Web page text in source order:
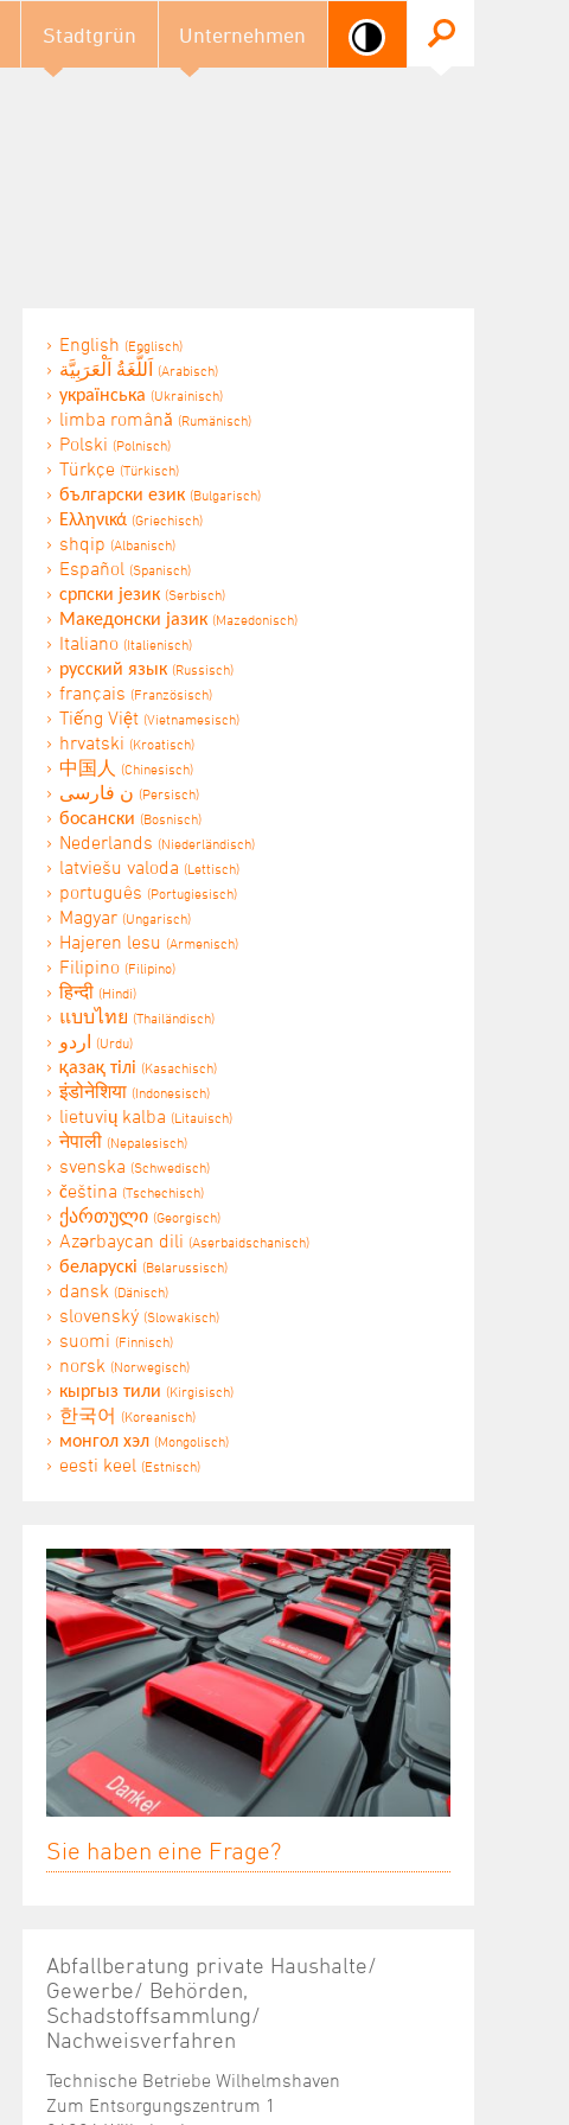
Stadtgrün Unternehmen
English (Englisch)
(Arabisch)
українська (Ukrainisch)
limba română (Rumänisch)
Polski (Polnisch)
Türkçe (Türkisch)
български език (Bulgarisch)
Ελληνικά (Griechisch)
shqip (Albanisch)
Español (Spanisch)
српски језик (Serbisch)
Македонски јазик (Mazedonisch)
Italiano (Italienisch)
русский язык (Russisch)
français (Französisch)
Tiếng Việt (Vietnamesisch)
hrvatski (Kroatisch)
中国人 (Chinesisch)
(Persisch)
босански (Bosnisch)
Nederlands (Niederländisch)
latviešu valoda (Lettisch)
português (Portugiesisch)
Magyar (Ungarisch)
Hajeren lesu (Armenisch)
Filipino (Filipino)
हिन्दी (Hindi)
แบบไทย (Thailändisch)
(Urdu)
қазақ тілі (Kasachisch)
इंडोनेशिया (Indonesisch)
lietuvių kalba (Litauisch)
नेपाली (Nepalesisch)
svenska (Schwedisch)
čeština (Tschechisch)
ქართული (Georgisch)
Azərbaycan dili (Aserbaidschanisch)
беларускі (Belarussisch)
dansk (Dänisch)
slovenský (Slowakisch)
suomi (Finnisch)
norsk (Norwegisch)
кыргыз тили (Kirgisisch)
한국어 (Koreanisch)
монгол хэл (Mongolisch)
eesti keel (Estnisch)
Sie haben eine Frage?
Abfallberatung private Haushalte/
Gewerbe/ Behörden,
Schadstoffsammlung/
Nachweisverfahren
Technische Betriebe Wilhelmshaven
Zum Entsorgungszentrum 1